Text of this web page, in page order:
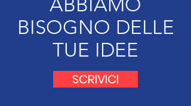
ABBIAMO
BISOGNO DELLE
TUE IDEE
SCRIVICI